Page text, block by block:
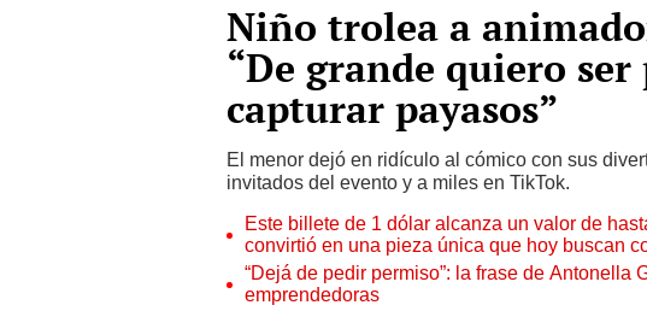
Niño trolea a
“De grande quiero
capturar payasos”
El menor dejó en ridículo al cómico con sus
invitados del evento y a miles en TikTok.
Este billete de 1 dólar alcanza un valor de
convirtió en una pieza única que hoy buscan
“Dejá de pedir permiso”: la frase de Antonella
emprendedoras